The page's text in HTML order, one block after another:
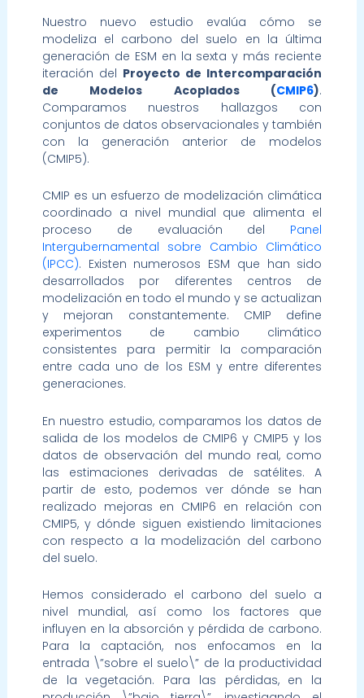
Nuestro nuevo estudio evalúa cómo se
modeliza el carbono del suelo en la última
generación de ESM en la sexta y más reciente
iteración del Proyecto de Intercomparación
de Modelos Acoplados (CMIP6).
Comparamos nuestros hallazgos con
conjuntos de datos observacionales y también
con la generación anterior de modelos
(CMIP5).
CMIP es un esfuerzo de modelización climática
coordinado a nivel mundial que alimenta el
proceso de evaluación del Panel
Intergubernamental sobre Cambio Climático
(IPCC). Existen numerosos ESM que han sido
desarrollados por diferentes centros de
modelización en todo el mundo y se actualizan
y mejoran constantemente. CMIP define
experimentos de cambio climático
consistentes para permitir la comparación
entre cada uno de los ESM y entre diferentes
generaciones.
En nuestro estudio, comparamos los datos de
salida de los modelos de CMIP6 y CMIP5 y los
datos de observación del mundo real, como
las estimaciones derivadas de satélites. A
partir de esto, podemos ver dónde se han
realizado mejoras en CMIP6 en relación con
CMIP5, y dónde siguen existiendo limitaciones
con respecto a la modelización del carbono
del suelo.
Hemos considerado el carbono del suelo a
nivel mundial, así como los factores que
influyen en la absorción y pérdida de carbono.
Para la captación, nos enfocamos en la
entrada \”sobre el suelo\” de la productividad
de la vegetación. Para las pérdidas, en la